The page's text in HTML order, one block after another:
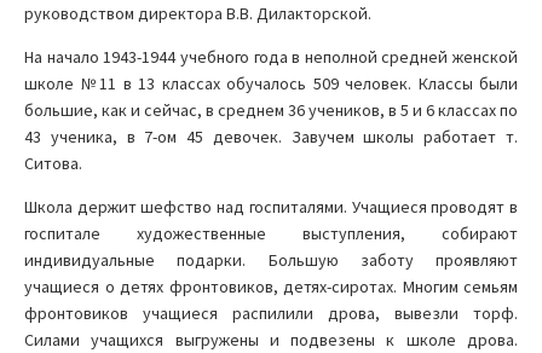
руководством директора В.В. Дилакторской.
На начало 1943-1944 учебного года в неполной средней женской
школе №11 в 13 классах обучалось 509 человек. Классы были
большие, как и сейчас, в среднем 36 учеников, в 5 и 6 классах по
43 ученика, в 7-ом 45 девочек. Завучем школы работает т.
Ситова.
Школа держит шефство над госпиталями. Учащиеся проводят в
госпитале художественные выступления, собирают
индивидуальные подарки. Большую заботу проявляют
учащиеся о детях фронтовиков, детях-сиротах. Многим семьям
фронтовиков учащиеся распилили дрова, вывезли торф.
Силами учащихся выгружены и подвезены к школе дрова.